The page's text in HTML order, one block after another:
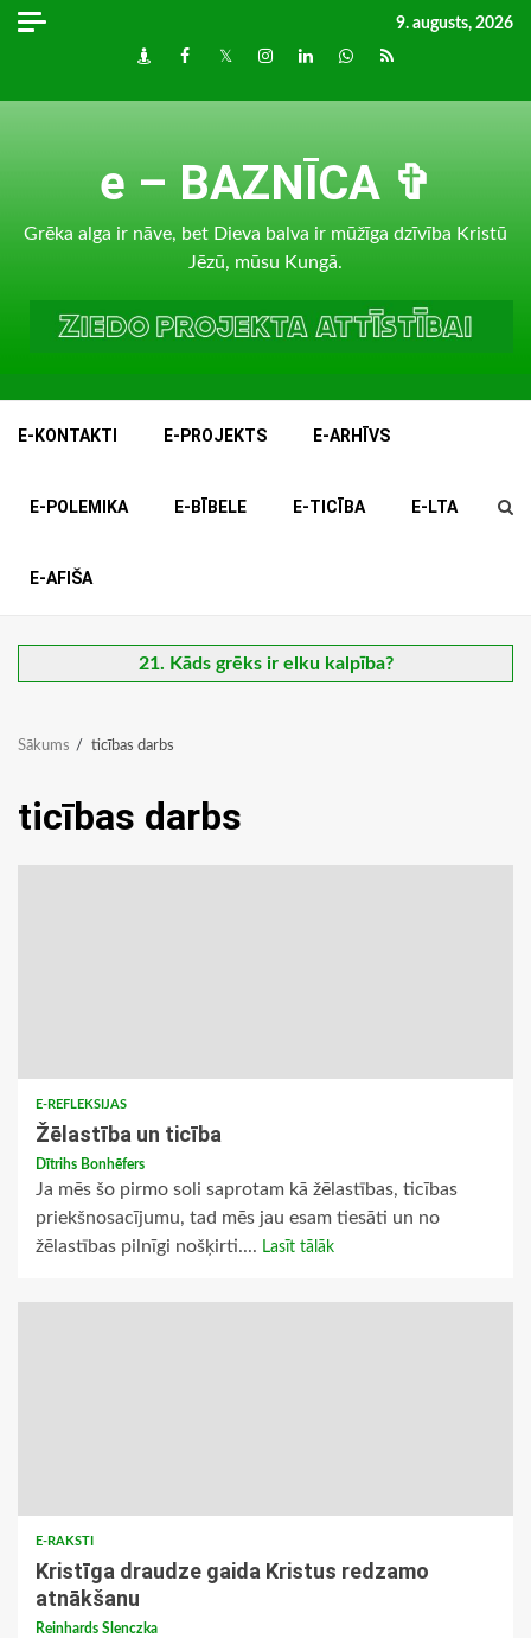
Skip
9. augusts, 2026
DraugiemFacebook
TwitterInstagram
LinkedInwhatsapp
RSS
e – BAZNĪCA ✞
Grēka alga ir nāve, bet Dieva balva ir mūžīga dzīvība Kristū
Jēzū, mūsu Kungā.
E-KONTAKTI E-PROJEKTS E-ARHĪVS
E-POLEMIKA E-BĪBELE E-TICĪBA E-LTA
E-AFIŠA
21. Kāds grēks ir elku kalpība?
Sākums ticības darbs
ticības darbs
E-REFLEKSIJAS
Žēlastība un ticība
Dītrihs Bonhēfers
Ja mēs šo pirmo soli saprotam kā žēlastības, ticības
priekšnosacījumu, tad mēs jau esam tiesāti un no
žēlastības pilnīgi nošķirti.... Lasīt tālāk
E-RAKSTI
Kristīga draudze gaida Kristus redzamo
atnākšanu
Reinhards Slenczka